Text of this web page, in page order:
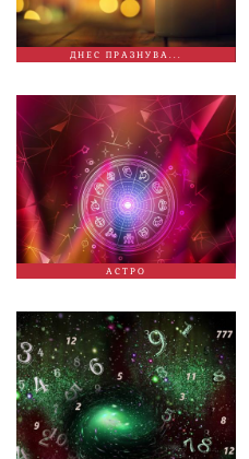
ДНЕС ПРАЗНУВА...
АСТРО